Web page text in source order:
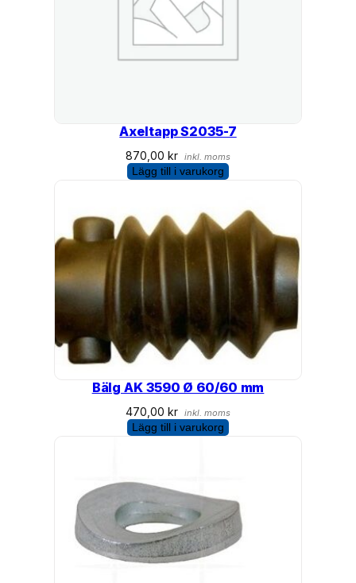
Axeltapp S2035-7
870,00 kr inkl. moms
Lägg till i varukorg
Bälg AK 3590 Ø 60/60 mm
470,00 kr inkl. moms
Lägg till i varukorg